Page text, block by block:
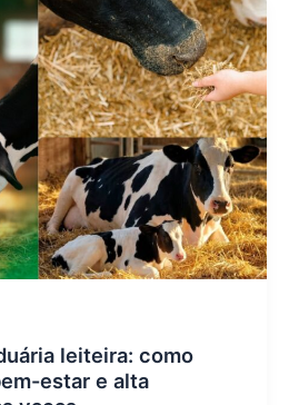
leiteira: como
estar e alta